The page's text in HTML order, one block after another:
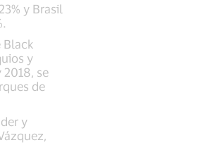
y Brasil
Black
y
se
de
y